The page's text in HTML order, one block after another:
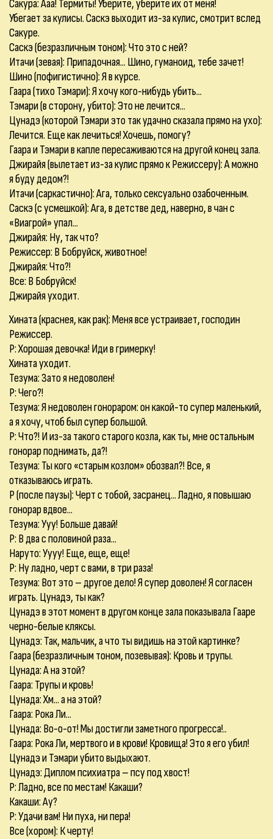
Сакура: Ааа! Термиты! Уберите, уберите их от меня!
Убегает за кулисы. Саскэ выходит из-за кулис, смотрит вслед
Сакуре.
Саскэ (безразличным тоном): Что это с ней?
Итачи (зевая): Припадочная... Шино, гуманоид, тебе зачет!
Шино (пофигистично): Я в курсе.
Гаара (тихо Тэмари): Я хочу кого-нибудь убить...
Тэмари (в сторону, убито): Это не лечится...
Цунадэ (которой Тэмари это так удачно сказала прямо на ухо):
Лечится. Еще как лечиться! Хочешь, помогу?
Гаара и Тэмари в капле пересаживаются на другой конец зала.
Джирайя (вылетает из-за кулис прямо к Режиссеру): А можно
я буду дедом?!
Итачи (саркастично): Ага, только сексуально озабоченным.
Саскэ (с усмешкой): Ага, в детстве дед, наверно, в чан с
«Виагрой» упал...
Джирайя: Ну, так что?
Режиссер: В Бобруйск, животное!
Джирайя: Что?!
Все: В Бобруйск!
Джирайя уходит.
Хината (краснея, как рак): Меня все устраивает, господин
Режиссер.
Р: Хорошая девочка! Иди в гримерку!
Хината уходит.
Тезума: Зато я недоволен!
Р: Чего?!
Тезума: Я недоволен гонораром: он какой-то супер маленький,
а я хочу, чтоб был супер большой.
Р: Что?! И из-за такого старого козла, как ты, мне остальным
гонорар поднимать, да?!
Тезума: Ты кого «старым козлом» обозвал?! Все, я
отказываюсь играть.
Р (после паузы): Черт с тобой, засранец... Ладно, я повышаю
гонорар вдвое...
Тезума: Ууу! Больше давай!
Р: В два с половиной раза...
Наруто: Уууу! Еще, еще, еще!
Р: Ну ладно, черт с вами, в три раза!
Тезума: Вот это – другое дело! Я супер доволен! Я согласен
играть. Цунадэ, ты как?
Цунадэ в этот момент в другом конце зала показывала Гааре
черно-белые кляксы.
Цунадэ: Так, мальчик, а что ты видишь на этой картинке?
Гаара (безразличным тоном, позевывая): Кровь и трупы.
Цунада: А на этой?
Гаара: Трупы и кровь!
Цунада: Хм... а на этой?
Гаара: Рока Ли...
Цунада: Во-о-от! Мы достигли заметного прогресса!..
Гаара: Рока Ли, мертвого и в крови! Кровища! Это я его убил!
Цунадэ и Тэмари убито выдыхают.
Цунадэ: Диплом психиатра – псу под хвост!
Р: Ладно, все по местам! Какаши?
Какаши: Ау?
Р: Удачи вам! Ни пуха, ни пера!
Все (хором): К черту!